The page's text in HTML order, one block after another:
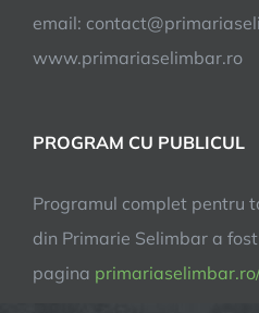
email:
www.primariaselimbar.ro
PROGRAM CU PUBLICUL
Programul complet pentru
din Primarie Selimbar a
pagina